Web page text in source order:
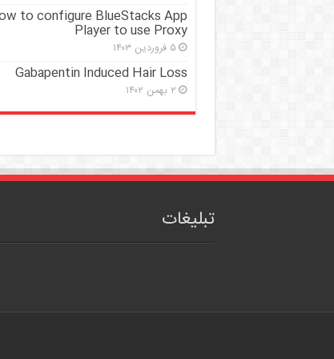
to configure BlueStacks App
Player to use Proxy
۵ فروردین ۱۴۰۳
Gabapentin Induced Hair Loss
۲ بهمن ۱۴۰۲
تبلیغات